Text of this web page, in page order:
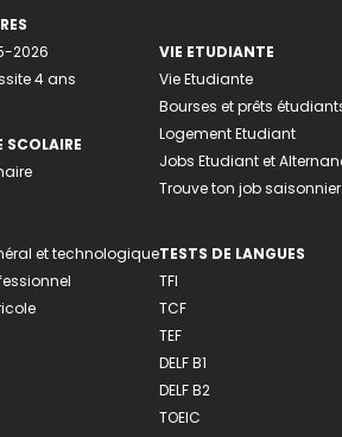
2026
4 ans
SCOLAIRE
et technologique
VIE ETUDIANTE
Vie Etudiante
Bourses et prêts
Logement Etudiant
Jobs Etudiant et
Trouve ton job saisonnier
TESTS DE LANGUES
TFI
TCF
TEF
DELF B1
DELF B2
TOEIC